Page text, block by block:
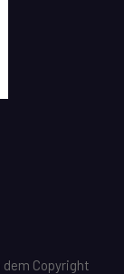
Copyright